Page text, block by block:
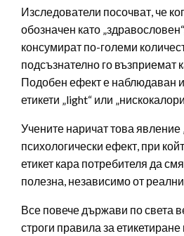
Изследователи посочват, че
обозначен като
консумират по-големи
подсъзнателно го възприемат
Подобен ефект е наблюдаван
етикети „light“ или
Учените наричат това явление
психологически ефект, при
етикет кара потребителя да
полезна, независимо от
Все повече държави по света
строги правила за